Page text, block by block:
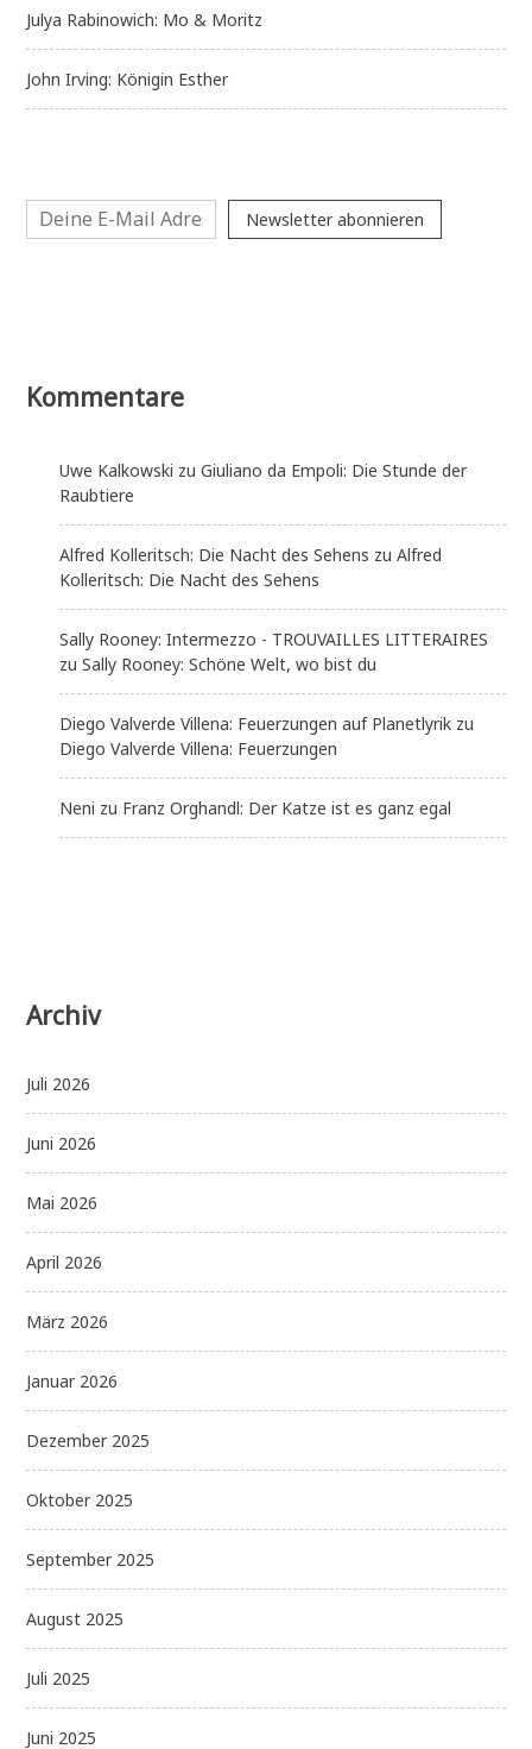
Julya Rabinowich: Mo & Moritz
John Irving: Königin Esther
Newsletter abonnieren
Kommentare
Uwe Kalkowski zuGiuliano da Empoli: Die Stunde der
Raubtiere
Alfred Kolleritsch: Die Nacht des Sehens zuAlfred
Kolleritsch: Die Nacht des Sehens
Sally Rooney: Intermezzo - TROUVAILLES LITTERAIRES
zuSally Rooney: Schöne Welt, wo bist du
Diego Valverde Villena: Feuerzungen auf Planetlyrik zu
Diego Valverde Villena: Feuerzungen
Neni zu Franz Orghandl: Der Katze ist es ganz egal
Archiv
Juli 2026
Juni 2026
Mai 2026
April 2026
März 2026
Januar 2026
Dezember 2025
Oktober 2025
September 2025
August 2025
Juli 2025
Juni 2025